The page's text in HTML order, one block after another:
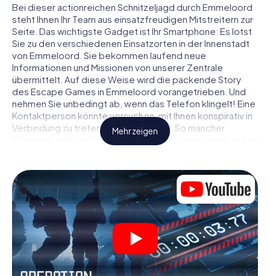
Bei dieser actionreichen Schnitzeljagd durch Emmeloord
steht Ihnen Ihr Team aus einsatzfreudigen Mitstreitern zur
Seite. Das wichtigste Gadget ist Ihr Smartphone: Es lotst
Sie zu den verschiedenen Einsatzorten in der Innenstadt
von Emmeloord. Sie bekommen laufend neue
Informationen und Missionen von unserer Zentrale
übermittelt. Auf diese Weise wird die packende Story
des Escape Games in Emmeloord vorangetrieben. Und
nehmen Sie unbedingt ab, wenn das Telefon klingelt! Eine
Kontaktperson könnte versuchen, mit Ihnen konspirativ in
Verbindung zu treten … Doch Vorsicht: So mancher
Informant entpuppt sich als dubioser Doppelagent und so
und vor allem: Vertrauen Sie niemandem!
Anders als in einem klassischen Escape Room in
Emmeloord sind Sie also nicht in ein Zimmer eingesperrt,
aus dem Sie sich in einem vorgegebenen Zeitfenster
befreien müssen. Diese Smartphone Schnitzeljagd erklärt
ganz Emmeloord zu Ihrem persönlichen Spielfeld! Die
technische Voraussetzung für Ihr Agentenabenteuer in
Emmeloord: Ein Smartphone mit Zugang ins mobile
Mehr zeigen